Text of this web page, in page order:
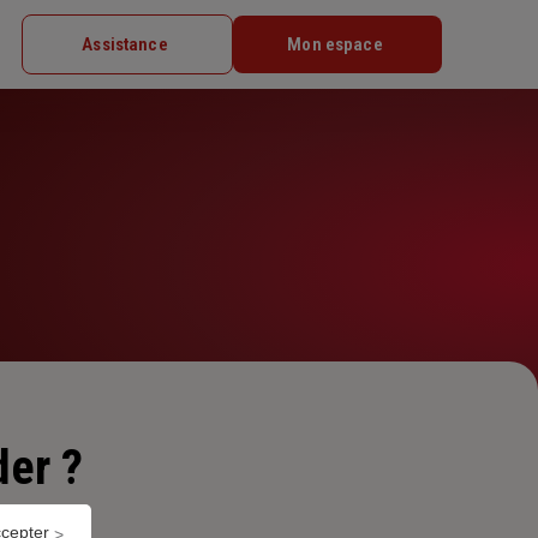
Assistance Mon espace
?